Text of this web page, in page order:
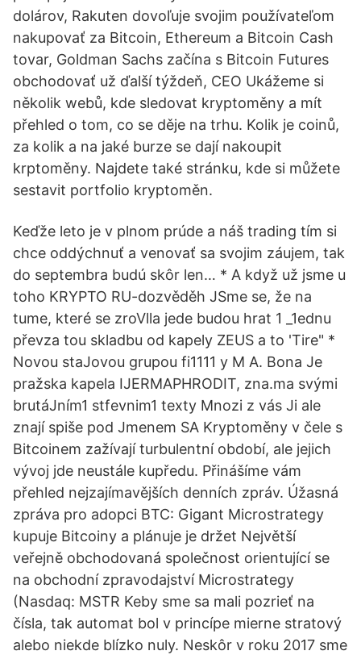
dolárov, Rakuten dovoľuje svojim používateľom
nakupovať za Bitcoin, Ethereum a Bitcoin Cash
tovar, Goldman Sachs začína s Bitcoin Futures
obchodovať už ďalší týždeň, CEO Ukážeme si
několik webů, kde sledovat kryptoměny a mít
přehled o tom, co se děje na trhu. Kolik je coinů,
za kolik a na jaké burze se dají nakoupit
krptoměny. Najdete také stránku, kde si můžete
sestavit portfolio kryptoměn.
Keďže leto je v plnom prúde a náš trading tím si
chce oddýchnuť a venovať sa svojim záujem, tak
do septembra budú skôr len… * A když už jsme u
toho KRYPTO RU-dozvěděh JSme se, že na
tume, které se zroVlla jede budou hrat 1 _1ednu
převza­ tou skladbu od kapely ZEUS a to 'Tire" *
Novou staJovou grupou fi1111 y M A. Bona Je
pražska kapela IJERMAPHRODIT, zna.ma svými
brutáJním1 stfevnim1 texty Mnozi z vás Ji ale
znají spiše pod Jmenem SA­ Kryptoměny v čele s
Bitcoinem zažívají turbulentní období, ale jejich
vývoj jde neustále kupředu. Přinášíme vám
přehled nejzajímavějších denních zpráv. Úžasná
zpráva pro adopci BTC: Gigant Microstrategy
kupuje Bitcoiny a plánuje je držet Největší
veřejně obchodovaná společnost orientující se
na obchodní zpravodajství Microstrategy
(Nasdaq: MSTR Keby sme sa mali pozrieť na
čísla, tak automat bol v princípe mierne stratový
alebo niekde blízko nuly. Neskôr v roku 2017 sme